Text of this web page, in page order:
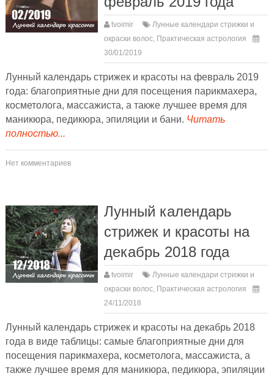
tvoimir
Лунные календари стрижки и
окраски волос, Практическая астрология
30/01/2019
Лунный календарь стрижек и красоты на февраль 2019
года: благоприятные дни для посещения парикмахера,
косметолога, массажиста, а также лучшее время для
маникюра, педикюра, эпиляции и бани. Читать
полностью...
Нет комментариев
Лунный календарь
стрижек и красоты на
декабрь 2018 года
tvoimir
Лунные календари стрижки и
окраски волос, Практическая астрология
24/11/2018
Лунный календарь стрижек и красоты на декабрь 2018
года в виде таблицы: самые благоприятные дни для
посещения парикмахера, косметолога, массажиста, а
также лучшее время для маникюра, педикюра, эпиляции